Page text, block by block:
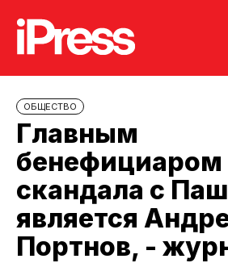
ОБЩЕСТВО
Главным
бенефициаром
скандала с
является
Портнов, -